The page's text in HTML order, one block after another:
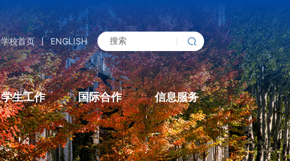
学校首页 丨 ENGLISH
学生工作 国际合作 信息服务